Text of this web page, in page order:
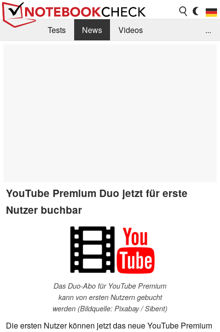
Tests News
Videos
...
YouTube Premium Duo jetzt für erste
Nutzer buchbar
Das Duo-Abo für YouTube Premium
kann von ersten Nutzern gebucht
werden (Bildquelle: Pixabay / Sibent)
Die ersten Nutzer können jetzt das neue YouTube Premium